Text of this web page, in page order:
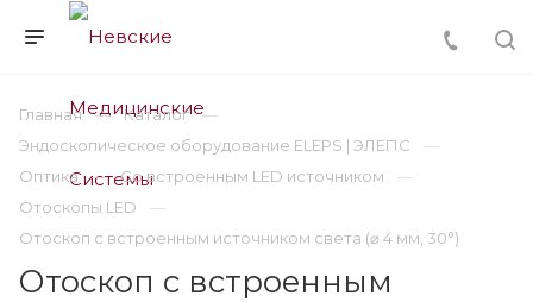
Главная
Каталог
Эндоскопическое оборудование ELEPS | ЭЛЕПС
Оптика
Со встроенным LED источником
Отоскопы LED
Отоскоп с встроенным источником света (⌀ 4 мм, 30°)
Отоскоп с встроенным